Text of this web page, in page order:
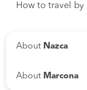
How to travel by
About Nazca
About Marcona